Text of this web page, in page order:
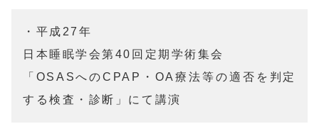
・平成27年
日本睡眠学会第40回定期学術集会
「OSASへのCPAP・OA療法等の適否を判定
する検査・診断」にて講演